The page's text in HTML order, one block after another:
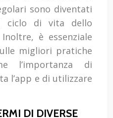
sono diventati
ciclo di vita dello
è essenziale
migliori pratiche
l’importanza di
l’app e di utilizzare
DI DIVERSE